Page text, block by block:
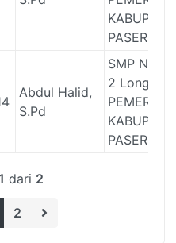
PASER
Abdul Halid,
S.Pd
SMP
2 Long Ikis
PASER
dari 2
2